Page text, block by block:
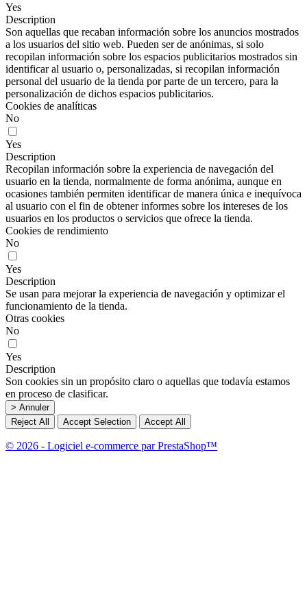
Yes
Description
Son aquellas que recaban información sobre los anuncios mostrados
a los usuarios del sitio web. Pueden ser de anónimas, si solo
recopilan información sobre los espacios publicitarios mostrados sin
identificar al usuario o, personalizadas, si recopilan información
personal del usuario de la tienda por parte de un tercero, para la
personalización de dichos espacios publicitarios.
Cookies de analíticas
No
Yes
Description
Recopilan información sobre la experiencia de navegación del
usuario en la tienda, normalmente de forma anónima, aunque en
ocasiones también permiten identificar de manera única e inequívoca
al usuario con el fin de obtener informes sobre los intereses de los
usuarios en los productos o servicios que ofrece la tienda.
Cookies de rendimiento
No
Yes
Description
Se usan para mejorar la experiencia de navegación y optimizar el
funcionamiento de la tienda.
Otras cookies
No
Yes
Description
Son cookies sin un propósito claro o aquellas que todavía estamos
en proceso de clasificar.
> Annuler
Reject All
Accept Selection Accept All
© 2026 - Logiciel e-commerce par PrestaShop™